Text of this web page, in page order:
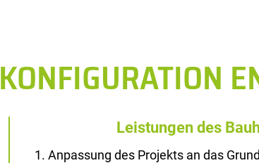
KONFIGURATION
Leistungen des
Anpassung des Projekts an das